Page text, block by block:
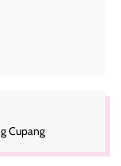
Cupang